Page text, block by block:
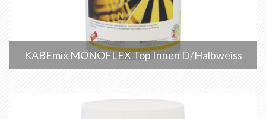
KABEmix MONOFLEX Top Innen D/Halbweiss